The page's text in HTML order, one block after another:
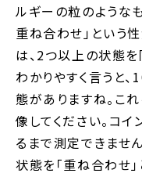
ルギーの粒のような
重ね合わせ」という
は、2つ以上の状態を
わかりやすく言うと、
態がありますね。こ
像してください。コイ
るまで測定できません
状態を「重ね合わせ」